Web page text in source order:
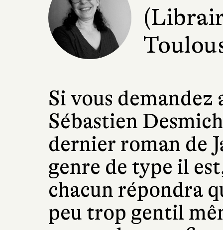
Si vous demandez
Sébastien
dernier roman de
genre de type il
chacun répondra
peu trop gentil